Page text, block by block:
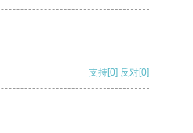
支持[0] 反对[0]